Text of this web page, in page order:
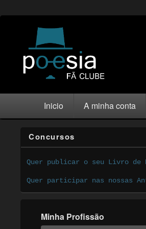
Inicio A minha conta
Concursos
Quer publicar o seu Livro de
Quer participar nas nossas
Minha Profissão